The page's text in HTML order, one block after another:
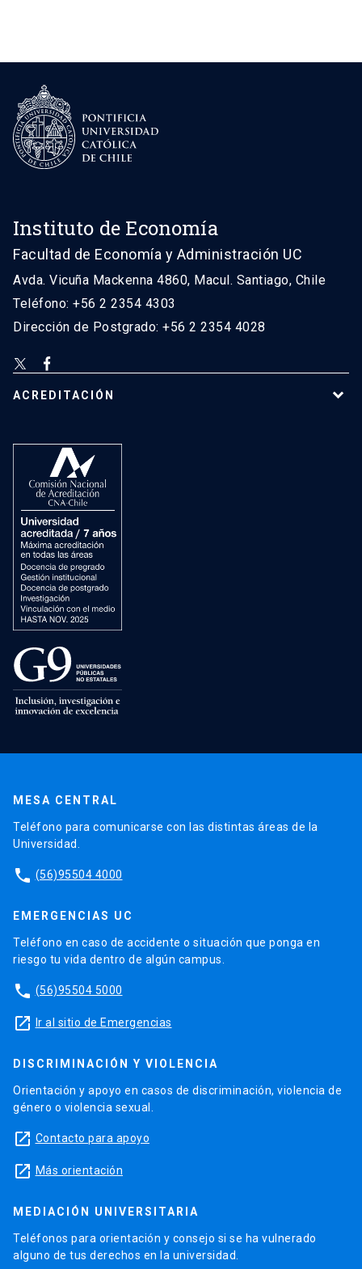
Instituto de Economía
Facultad de Economía y Administración UC
Avda. Vicuña Mackenna 4860, Macul. Santiago, Chile
Teléfono: +56 2 2354 4303
Dirección de Postgrado: +56 2 2354 4028
ACREDITACIÓN
MESA CENTRAL
Teléfono para comunicarse con las distintas áreas de la
Universidad.
phone (56)95504 4000
EMERGENCIAS UC
Teléfono en caso de accidente o situación que ponga en
riesgo tu vida dentro de algún campus.
phone (56)95504 5000
launch Ir al sitio de Emergencias
DISCRIMINACIÓN Y VIOLENCIA
Orientación y apoyo en casos de discriminación, violencia de
género o violencia sexual.
launch Contacto para apoyo
launch Más orientación
MEDIACIÓN UNIVERSITARIA
Teléfonos para orientación y consejo si se ha vulnerado
alguno de tus derechos en la universidad.